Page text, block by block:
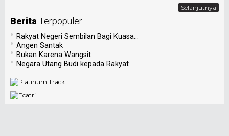
Selanjutnya
Berita Terpopuler
• Rakyat Negeri Sembilan Bagi Kuasa...
• Angen Santak
• Bukan Karena Wangsit
• Negara Utang Budi kepada Rakyat